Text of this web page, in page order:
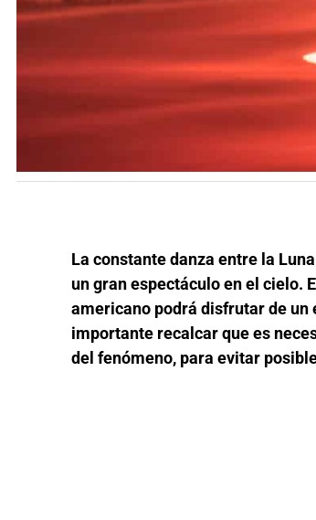
La constante danza entre la
un gran espectáculo en el cielo.
americano podrá disfrutar de un
importante recalcar que es
del fenómeno, para evitar